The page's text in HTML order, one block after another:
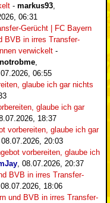
- markus93
06:31
Gerücht | FC Bayern
BVB in irres Transfer-
verwickelt -
06:55
glaube ich gar nichts
glaube ich gar
18:37
vorbereiten, glaube ich gar
08.07.2026, 20:03
vorbereiten, glaube ich
08.07.2026, 20:37
BVB in irres Transfer-
08.07.2026, 18:06
und BVB in irres Transfer-